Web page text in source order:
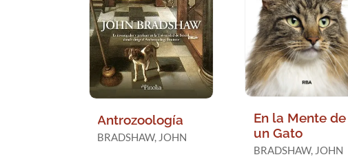
Antrozoología
BRADSHAW, JOHN
En la Mente de
un Gato
BRADSHAW, JOHN